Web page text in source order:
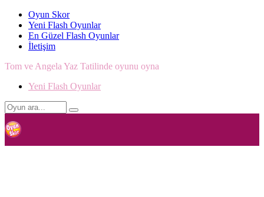
Oyun Skor
Yeni Flash Oyunlar
En Güzel Flash Oyunlar
İletişim
Tom ve Angela Yaz Tatilinde oyunu oyna
Yeni Flash Oyunlar